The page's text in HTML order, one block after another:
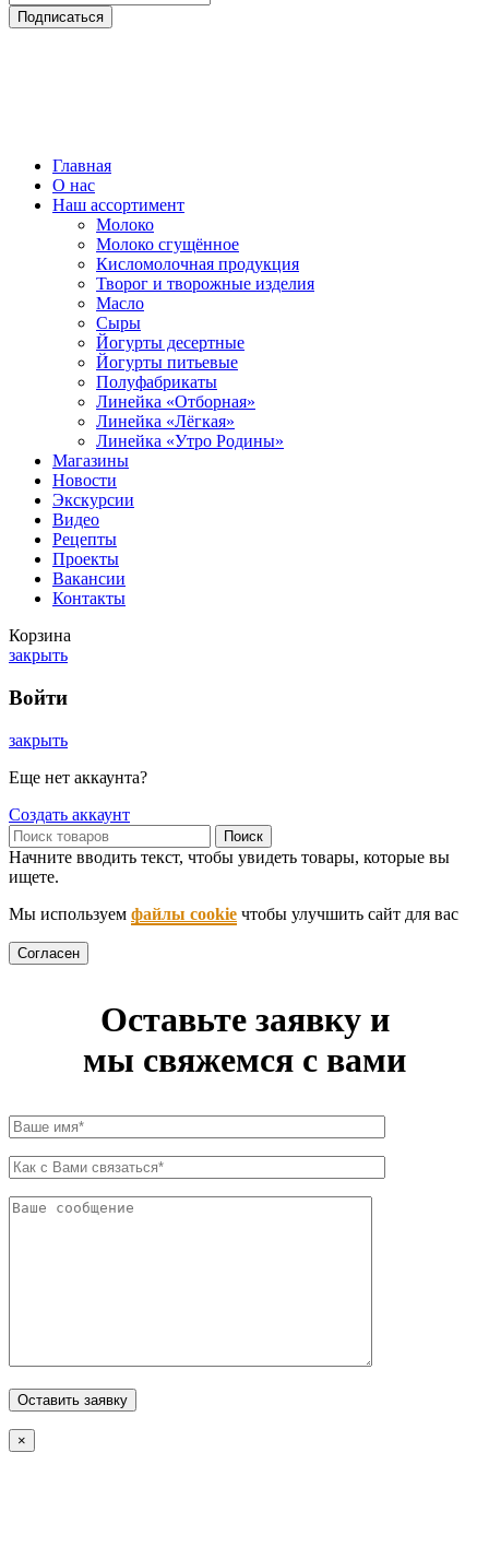
Главная
О нас
Наш ассортимент
Молоко
Молоко сгущённое
Кисломолочная продукция
Творог и творожные изделия
Масло
Сыры
Йогурты десертные
Йогурты питьевые
Полуфабрикаты
Линейка «Отборная»
Линейка «Лёгкая»
Линейка «Утро Родины»
Магазины
Новости
Экскурсии
Видео
Рецепты
Проекты
Вакансии
Контакты
Корзина
закрыть
Войти
закрыть
Еще нет аккаунта?
Создать аккаунт
Поиск
Начните вводить текст, чтобы увидеть товары, которые вы
ищете.
Мы используем файлы cookie чтобы улучшить сайт для вас
Согласен
Оставьте заявку и
мы свяжемся с вами
×